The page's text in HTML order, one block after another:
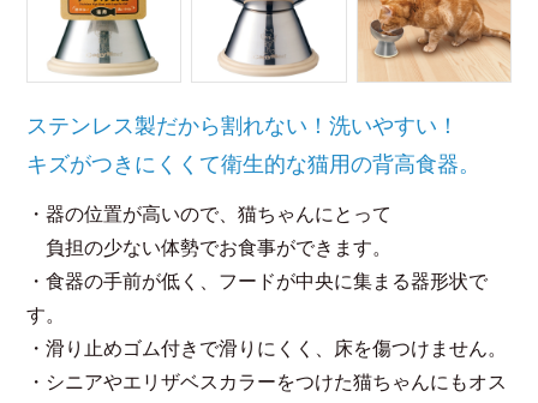
ステンレス製だから割れない！洗いやすい！
キズがつきにくくて衛生的な猫用の背高食器。
・器の位置が高いので、猫ちゃんにとって
負担の少ない体勢でお食事ができます。
・食器の手前が低く、フードが中央に集まる器形状で
す。
・滑り止めゴム付きで滑りにくく、床を傷つけません。
・シニアやエリザベスカラーをつけた猫ちゃんにもオス